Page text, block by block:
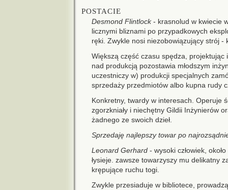
POSTACIE
Desmond Flintlock- krasnolud w kwiecie
licznymi bliznami po przypadkowych
ręki. Zwykle nosi niezobowiązujący strój -
Większą część czasu spędza,
nad produkcją pozostawia młodszym
uczestniczy w) produkcji specjalnych
sprzedaży przedmiotów albo kupna rudy
Konkretny, twardy w interesach. Operuje
zgorzkniały i niechętny Gildii Inżynierów
żadnego ze swoich dzieł.
Sprzedaję najlepszy towar po
Leonard Gerhard - wysoki człowiek,
łysieje. zawsze towarzyszy mu delikatny
krępujące ruchu togi.
Zwykle przesiaduje w bibliotece,